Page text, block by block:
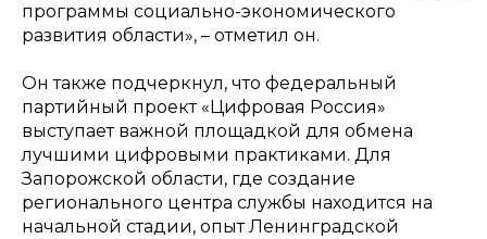
программы социально-экономического
развития области», – отметил он.
Он также подчеркнул, что федеральный
партийный проект «Цифровая Россия»
выступает важной площадкой для обмена
лучшими цифровыми практиками. Для
Запорожской области, где создание
регионального центра службы находится на
начальной стадии, опыт Ленинградской